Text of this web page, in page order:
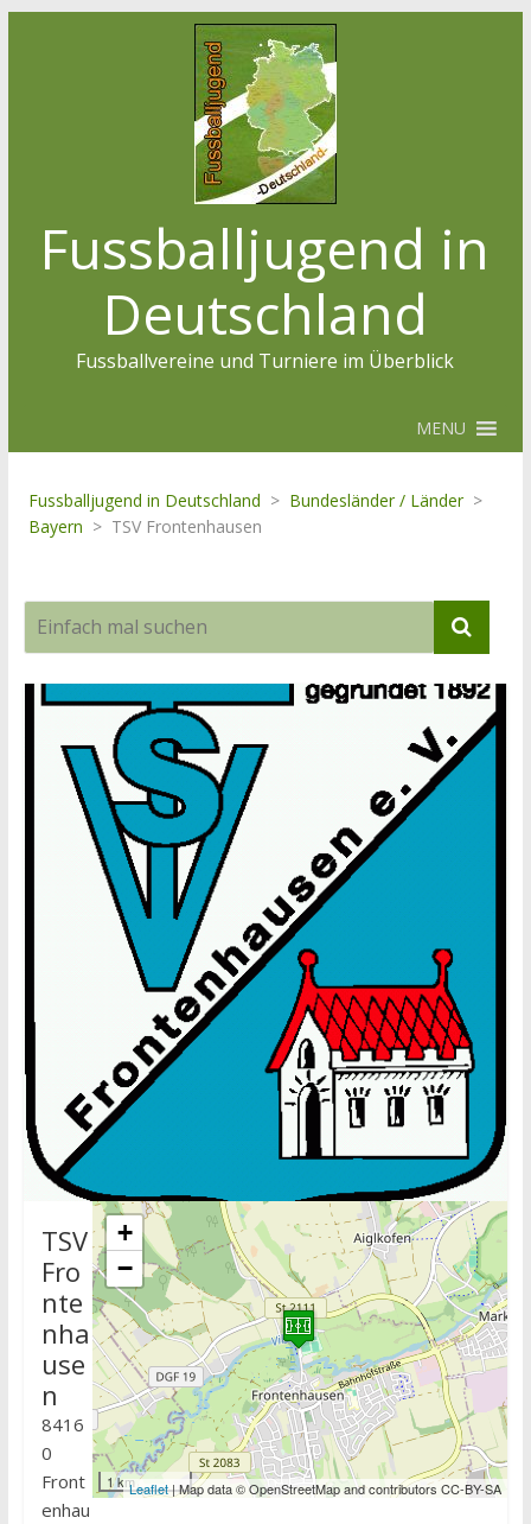
Fussballjugend in
Deutschland
Fussballvereine und Turniere im Überblick
MENU
Fussballjugend in Deutschland > Bundesländer / Länder >
Bayern > TSV Frontenhausen
+
−
1 kmLeaflet| Map data © OpenStreetMap and contributors CC-BY-SA
TSV
Fro
nte
nha
use
n
8416
0
Front
enhau